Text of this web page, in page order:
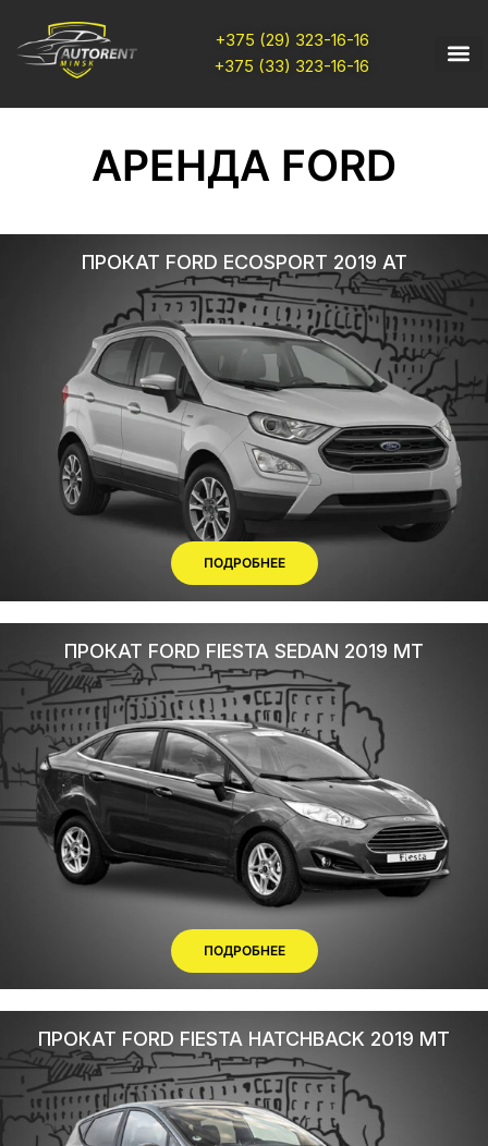
+375 (29) 323-16-16
+375 (33) 323-16-16
АРЕНДА FORD
ПРОКАТ FORD ECOSPORT 2019 AT
ПОДРОБНЕЕ
ПРОКАТ FORD FIESTA SEDAN 2019 MT
ПОДРОБНЕЕ
ПРОКАТ FORD FIESTA HATCHBACK 2019 MT